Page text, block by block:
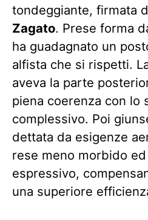
tondeggiante, firmata
Zagato. Prese forma
ha guadagnato un
alfista che si rispetti.
aveva la parte
piena coerenza con lo
complessivo. Poi
dettata da esigenze
rese meno morbido
espressivo,
una superiore